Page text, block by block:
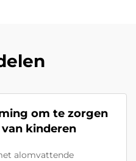
om te zorgen
kinderen
alomvattende